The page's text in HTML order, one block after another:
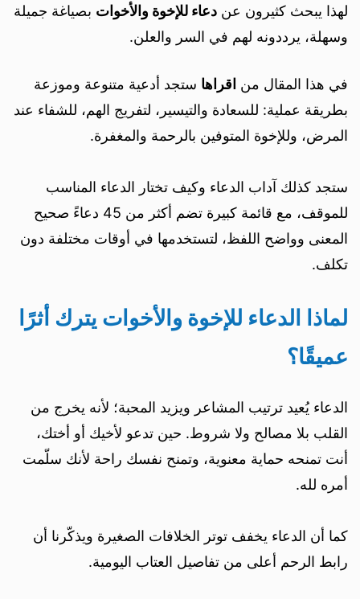
لهذا يبحث كثيرون عن دعاء للإخوة والأخوات بصياغة جميلة
وسهلة، يرددونه لهم في السر والعلن.
في هذا المقال من اقراها ستجد أدعية متنوعة وموزعة
بطريقة عملية: للسعادة والتيسير، لتفريج الهم، للشفاء عند
المرض، وللإخوة المتوفين بالرحمة والمغفرة.
ستجد كذلك آداب الدعاء وكيف تختار الدعاء المناسب
للموقف، مع قائمة كبيرة تضم أكثر من 45 دعاءً صحيح
المعنى وواضح اللفظ، لتستخدمها في أوقات مختلفة دون
تكلف.
لماذا الدعاء للإخوة والأخوات يترك أثرًا
عميقًا؟
الدعاء يُعيد ترتيب المشاعر ويزيد المحبة؛ لأنه يخرج من
القلب بلا مصالح ولا شروط. حين تدعو لأخيك أو أختك،
أنت تمنحه حماية معنوية، وتمنح نفسك راحة لأنك سلّمت
أمره لله.
كما أن الدعاء يخفف توتر الخلافات الصغيرة ويذكّرنا أن
رابط الرحم أعلى من تفاصيل العتاب اليومية.